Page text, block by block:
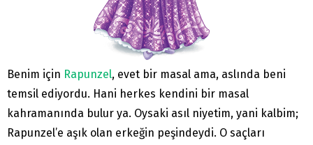
Benim için Rapunzel, evet bir masal ama, aslında beni
temsil ediyordu. Hani herkes kendini bir masal
kahramanında bulur ya. Oysaki asıl niyetim, yani kalbim;
Rapunzel’e aşık olan erkeğin peşindeydi. O saçları